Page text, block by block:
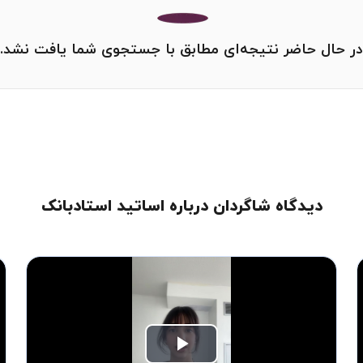
در حال حاضر نتیجه‌ای مطابق با جستجوی شما یافت نشد.
دیدگاه شاگردان درباره اساتید استادبانک